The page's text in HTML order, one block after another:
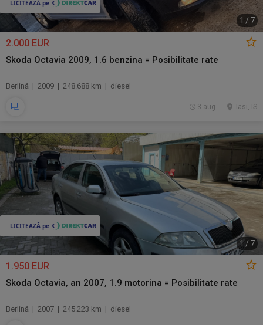
1 / 7
2.000 EUR
Skoda Octavia 2009, 1.6 benzina = Posibilitate rate
Berlină | 2009 | 248.688 km | diesel
Iasi, IS
3 aug.
1 / 7
1.950 EUR
Skoda Octavia, an 2007, 1.9 motorina = Posibilitate rate
Berlină | 2007 | 245.223 km | diesel